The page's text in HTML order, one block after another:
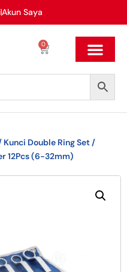
Akun Saya
0
Kunci Double Ring Set /
12Pcs (6-32mm)